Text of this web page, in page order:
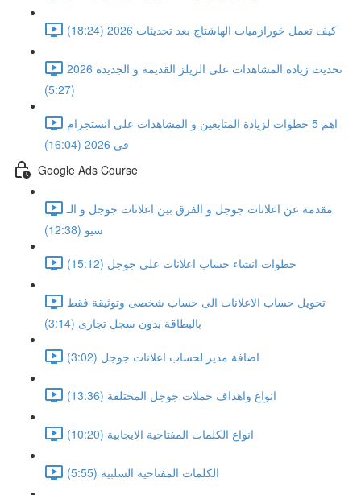
كيف تعمل خورازميات الهاشتاج بعد تحديثات 2026 (18:24)
تحديث زيادة المشاهدات على الريلز القديمة و الجديدة 2026
(5:27)
اهم 5 خطوات لزيادة المتابعين و المشاهدات على انستجرام
فى 2026 (16:04)
Google Ads Course
مقدمة عن اعلانات جوجل و الفرق بين اعلانات جوجل و الـ
سيو (12:38)
خطوات انشاء حساب اعلانات على جوجل (15:12)
تحويل حساب الاعلانات الى حساب شخصى وتوثيقة فقط
بالبطاقة بدون سجل تجارى (3:14)
اضافة مدير لحساب اعلانات جوجل (3:02)
انواع واهداف حملات جوجل المختلفة (13:36)
انواع الكلمات المفتاحية الايجابية (10:20)
الكلمات المفتاحية السلبية (5:55)